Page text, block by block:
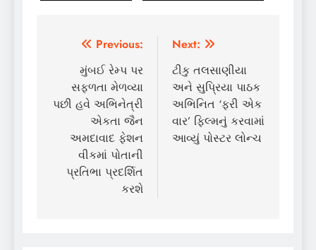
Post
navigation
Previous:
મુંબઈ રેમ્પ પર
સફળતા મેળવ્યા
પછી હવે અભિનેત્રી
એકતા જૈન
અમદાવાદ ફેશન
વીકમાં પોતાની
પ્રતિભા પ્રદર્શિત
કરશે
Next:
ટીકુ તલસાણીયા
અને સુપ્રિયા પાઠક
અભિનિત ‘ફરી એક
વાર’ ફિલ્મનું કરવામાં
આવ્યું પોસ્ટર લોન્ચ